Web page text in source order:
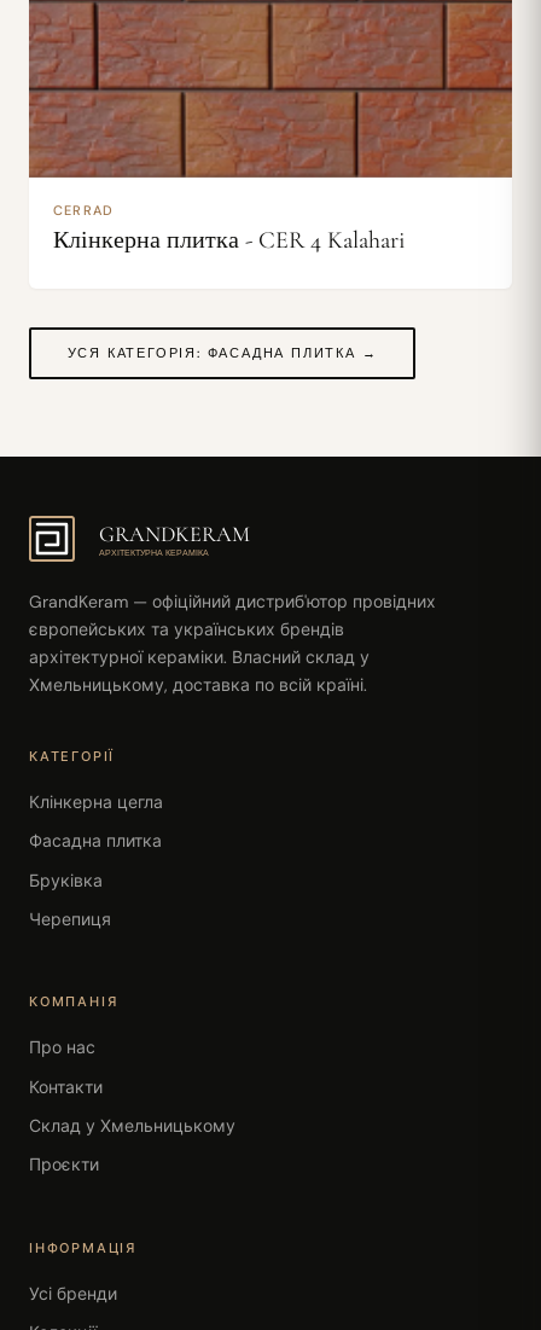
CERRAD
Клінкерна плитка - CER 4 Kalahari
УСЯ КАТЕГОРІЯ: ФАСАДНА ПЛИТКА →
GRANDKERAM
АРХІТЕКТУРНА КЕРАМІКА
GrandKeram — офіційний дистриб'ютор провідних
європейських та українських брендів
архітектурної кераміки. Власний склад у
Хмельницькому, доставка по всій країні.
КАТЕГОРІЇ
Клінкерна цегла
Фасадна плитка
Бруківка
Черепиця
КОМПАНІЯ
Про нас
Контакти
Склад у Хмельницькому
Проєкти
ІНФОРМАЦІЯ
Усі бренди